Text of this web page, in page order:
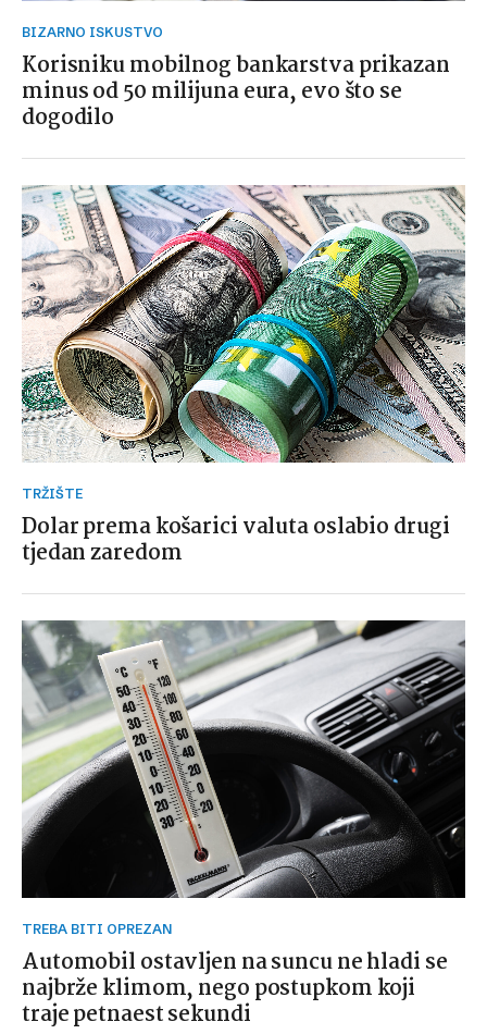
BIZARNO ISKUSTVO
Korisniku mobilnog bankarstva prikazan
minus od 50 milijuna eura, evo što se
dogodilo
TRŽIŠTE
Dolar prema košarici valuta oslabio drugi
tjedan zaredom
TREBA BITI OPREZAN
Automobil ostavljen na suncu ne hladi se
najbrže klimom, nego postupkom koji
traje petnaest sekundi